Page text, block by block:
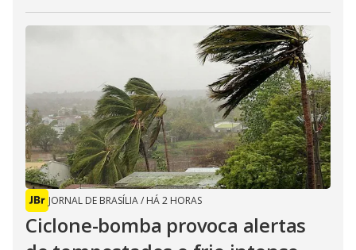
JORNAL DE BRASÍLIA/ HÁ 2 HORAS
Ciclone-bomba provoca alertas